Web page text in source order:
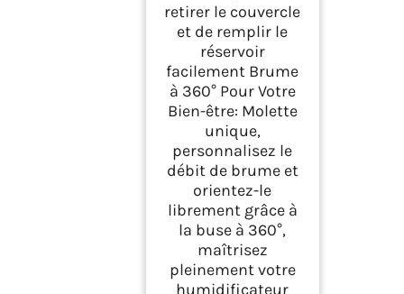
retirer le couvercle
et de remplir le
réservoir
facilement Brume
à 360° Pour Votre
Bien-être: Molette
unique,
personnalisez le
débit de brume et
orientez-le
librement grâce à
la buse à 360°,
maîtrisez
pleinement votre
humidificateur